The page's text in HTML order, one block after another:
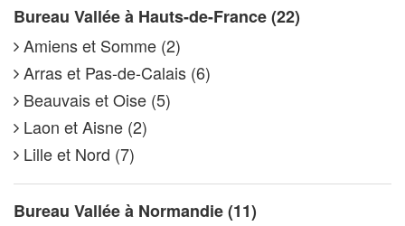
Bureau Vallée à Hauts-de-France (22)
Amiens et Somme (2)
Arras et Pas-de-Calais (6)
Beauvais et Oise (5)
Laon et Aisne (2)
Lille et Nord (7)
Bureau Vallée à Normandie (11)